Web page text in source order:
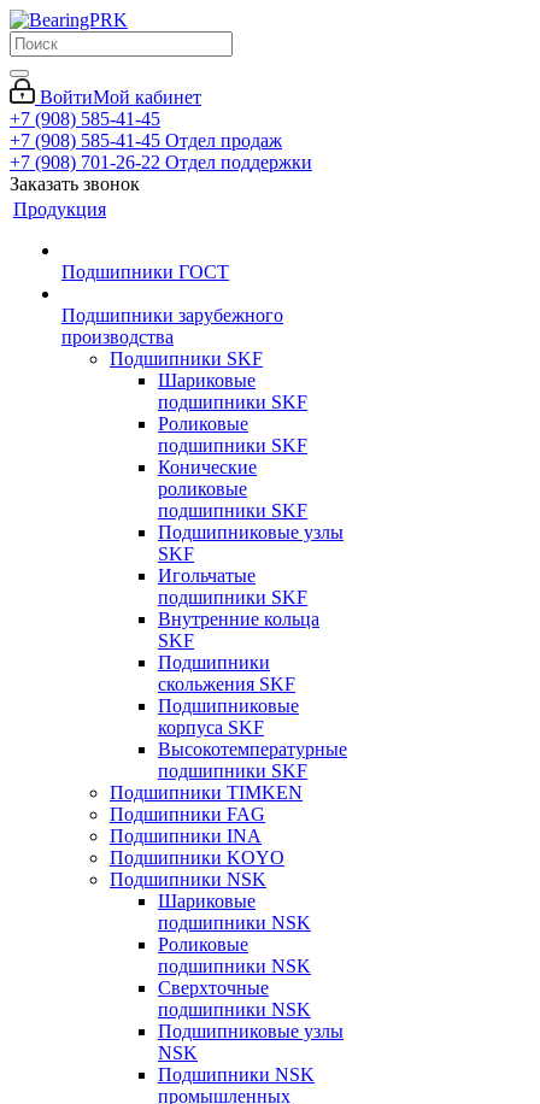
ВойтиМой кабинет
+7 (908) 585-41-45
+7 (908) 585-41-45 Отдел продаж
+7 (908) 701-26-22 Отдел поддержки
Заказать звонок
Продукция
Подшипники ГОСТ
Подшипники зарубежного
производства
Подшипники SKF
Шариковые
подшипники SKF
Роликовые
подшипники SKF
Конические
роликовые
подшипники SKF
Подшипниковые узлы
SKF
Игольчатые
подшипники SKF
Внутренние кольца
SKF
Подшипники
скольжения SKF
Подшипниковые
корпуса SKF
Высокотемпературные
подшипники SKF
Подшипники TIMKEN
Подшипники FAG
Подшипники INA
Подшипники KOYO
Подшипники NSK
Шариковые
подшипники NSK
Роликовые
подшипники NSK
Сверхточные
подшипники NSK
Подшипниковые узлы
NSK
Подшипники NSK
промышленных